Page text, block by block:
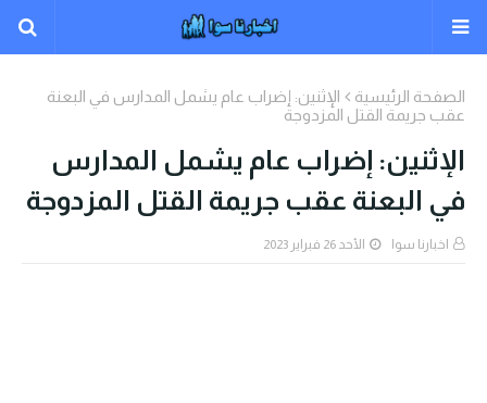
الصفحة الرئيسية
الإثنين: إضراب عام يشمل المدارس في البعنة
عقب جريمة القتل المزدوجة
الإثنين: إضراب عام يشمل المدارس
في البعنة عقب جريمة القتل المزدوجة
اخبارنا سوا الأحد 26 فبراير 2023